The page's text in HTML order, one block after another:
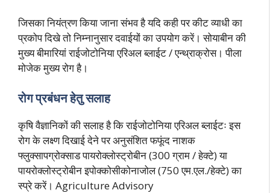
जिसका नियंत्रण किया जाना संभव है यदि कही पर कीट व्याधी का
प्रकोप दिखे तो निम्नानुसार दवाईयों का उपयोग करें। सोयाबीन की
मुख्य बीमारियां राईजोटोनिया एरिअल ब्लाईट / एन्थ्राक्रोस। पीला
मोजेक मुख्य रोग है।
रोग प्रबंधन हेतु सलाह
कृषि वैज्ञानिकों की सलाह है कि राईजोटोनिया एरिअल ब्लाईटः इस
रोग के लक्ष्ण दिखाई देने पर अनुसंशित फफूंद नाशक
फ्लुक्सापग्रोक्साड पायरोक्लोस्ट्रोबीन (300 ग्राम / हेक्टे) या
पायरोक्लोस्ट्रोबीन इपोक्कोसीकोनाजोल (750 एम.एल./हेक्टे) का
स्प्रे करें। Agriculture Advisory